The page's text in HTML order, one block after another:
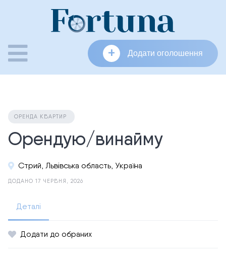
+ Додати оголошення
ОРЕНДА КВАРТИР
Орендую/винайму
Стрий, Львівська область, Україна
ДОДАНО 17 ЧЕРВНЯ, 2026
Деталі
Додати до обраних